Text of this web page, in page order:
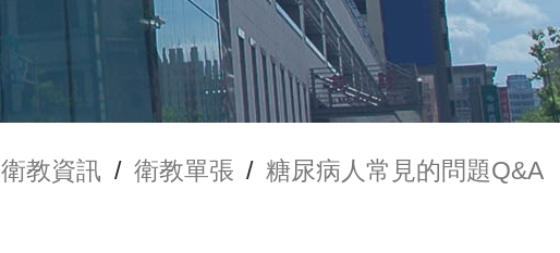
衛教資訊 / 衛教單張 / 糖尿病人常見的問題Q&A